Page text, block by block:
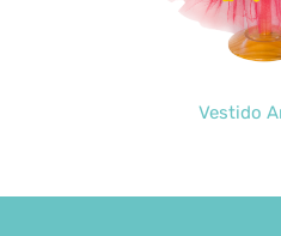
Vestido